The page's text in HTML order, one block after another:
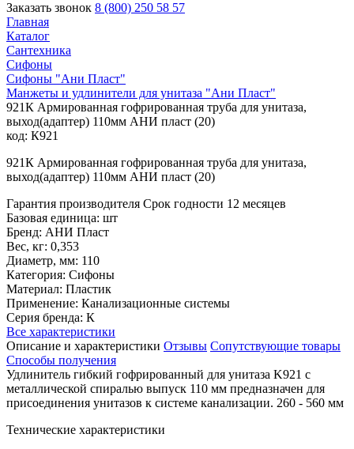
Заказать звонок 8 (800) 250 58 57
Главная
Каталог
Сантехника
Сифоны
Сифоны "Ани Пласт"
Манжеты и удлинители для унитаза "Ани Пласт"
921К Армированная гофрированная труба для унитаза,
выход(адаптер) 110мм АНИ пласт (20)
код: К921
921К Армированная гофрированная труба для унитаза,
выход(адаптер) 110мм АНИ пласт (20)
Гарантия производителя Срок годности 12 месяцев
Базовая единица: шт
Бренд: АНИ Пласт
Вес, кг: 0,353
Диаметр, мм: 110
Категория: Сифоны
Материал: Пластик
Применение: Канализационные системы
Серия бренда: К
Все характеристики
Описание и характеристики Отзывы Сопутствующие товары
Способы получения
Удлинитель гибкий гофрированный для унитаза K921 с
металлической спиралью выпуск 110 мм предназначен для
присоединения унитазов к системе канализации. 260 - 560 мм
Технические характеристики